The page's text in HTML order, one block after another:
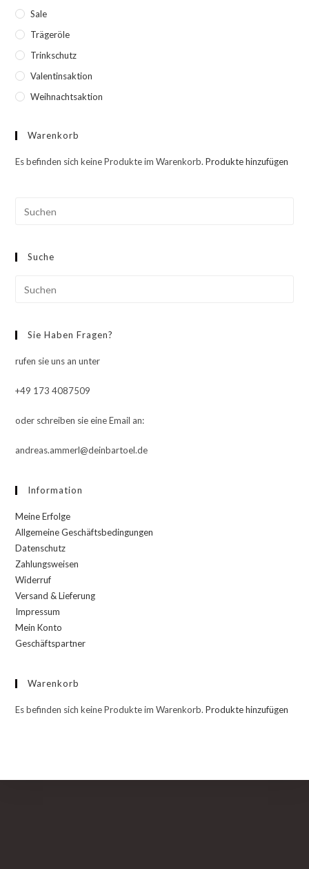
Sale
Trägeröle
Trinkschutz
Valentinsaktion
Weihnachtsaktion
Warenkorb
Es befinden sich keine Produkte im Warenkorb.Produkte hinzufügen
Suche
Sie Haben Fragen?
rufen sie uns an unter
+49 173 4087509
oder schreiben sie eine Email an:
andreas.ammerl@deinbartoel.de
Information
Meine Erfolge
Allgemeine Geschäftsbedingungen
Datenschutz
Zahlungsweisen
Widerruf
Versand & Lieferung
Impressum
Mein Konto
Geschäftspartner
Warenkorb
Es befinden sich keine Produkte im Warenkorb.Produkte hinzufügen